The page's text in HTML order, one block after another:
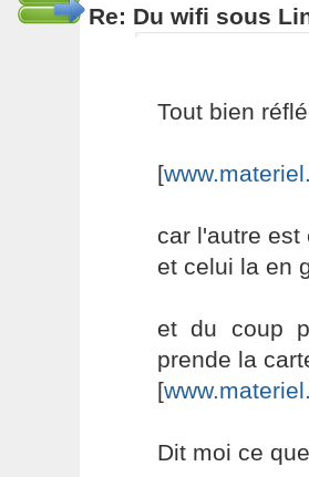
Re: Du wifi sous
Tout bien
[
car l'autre est
et celui la en
et du coup
prende la
[
Dit moi ce